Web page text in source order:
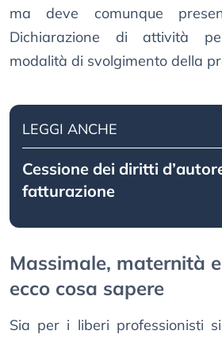
ma deve comunque
Dichiarazione di attività
modalità di svolgimento della
LEGGI ANCHE
Cessione dei diritti
fatturazione
Massimale, maternità
ecco cosa sapere
Sia per i liberi professionisti